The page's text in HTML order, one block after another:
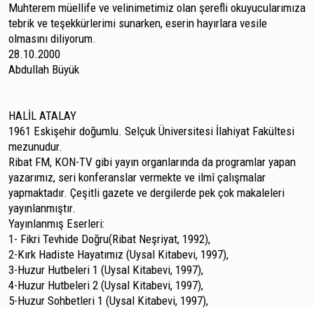
Muhterem müellife ve velinimetimiz olan şerefli okuyucularımıza
tebrik ve teşekkürlerimi sunarken, eserin hayırlara vesile
olmasını diliyorum.
28.10.2000
Abdullah Büyük
HALİL ATALAY
1961 Eskişehir doğumlu. Selçuk Üniversitesi İlahiyat Fakültesi
mezunudur.
Ribat FM, KON-TV gibi yayın organlarında da prog­ramlar yapan
yazarımız, seri konferanslar vermekte ve ilmî ça­lışmalar
yapmaktadır. Çeşitli gazete ve dergilerde pek çok makaleleri
yayınlanmıştır.
Yayınlanmış Eserleri:
1- Fikri Tevhide Doğru(Ribat Neşriyat, 1992),
2-Kırk Hadiste Hayatımız (Uysal Kitabevi, 1997),
3-Huzur Hutbeleri 1 (Uysal Kitabevi, 1997),
4-Huzur Hutbeleri 2 (Uysal Kitabevi, 1997),
5-Huzur Sohbetleri 1 (Uysal Kitabevi, 1997),